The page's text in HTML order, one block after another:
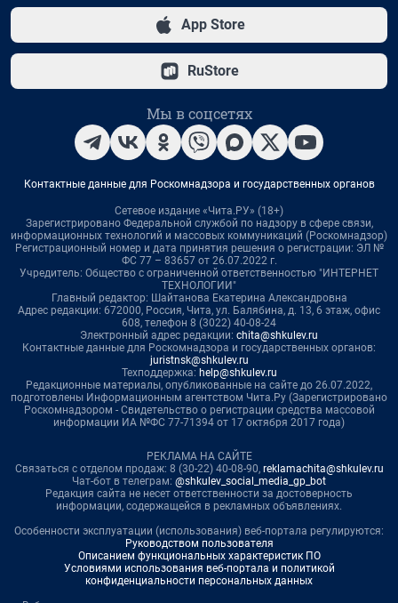
App Store
RuStore
Мы в соцсетях
Контактные данные для Роскомнадзора и государственных органов
Сетевое издание «Чита.РУ» (18+)
Зарегистрировано Федеральной службой по надзору в сфере связи,
информационных технологий и массовых коммуникаций (Роскомнадзор)
Регистрационный номер и дата принятия решения о регистрации: ЭЛ №
ФС 77 – 83657 от 26.07.2022 г.
Учредитель: Общество с ограниченной ответственностью "ИНТЕРНЕТ
ТЕХНОЛОГИИ"
Главный редактор: Шайтанова Екатерина Александровна
Адрес редакции: 672000, Россия, Чита, ул. Балябина, д. 13, 6 этаж, офис
608, телефон 8 (3022) 40-08-24
Электронный адрес редакции: chita@shkulev.ru
Контактные данные для Роскомнадзора и государственных органов:
juristnsk@shkulev.ru
Техподдержка: help@shkulev.ru
Редакционные материалы, опубликованные на сайте до 26.07.2022,
подготовлены Информационным агентством Чита.Ру (Зарегистрировано
Роскомнадзором - Свидетельство о регистрации средства массовой
информации ИА №ФС 77-71394 от 17 октября 2017 года)
РЕКЛАМА НА САЙТЕ
Связаться с отделом продаж: 8 (30-22) 40-08-90, reklamachita@shkulev.ru
Чат-бот в телеграм: @shkulev_social_media_gp_bot
Редакция сайта не несет ответственности за достоверность
информации, содержащейся в рекламных объявлениях.
Особенности эксплуатации (использования) веб-портала регулируются:
Руководством пользователя
Описанием функциональных характеристик ПО
Условиями использования веб-портала и политикой
конфиденциальности персональных данных